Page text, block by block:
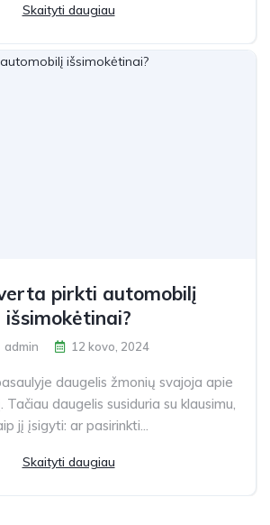
Skaityti daugiau
pirkti automobilį
išsimokėtinai?
admin 12 kovo, 2024
daugelis žmonių svajoja apie
daugelis susiduria su klausimu,
jį įsigyti: ar pasirinkti...
Skaityti daugiau